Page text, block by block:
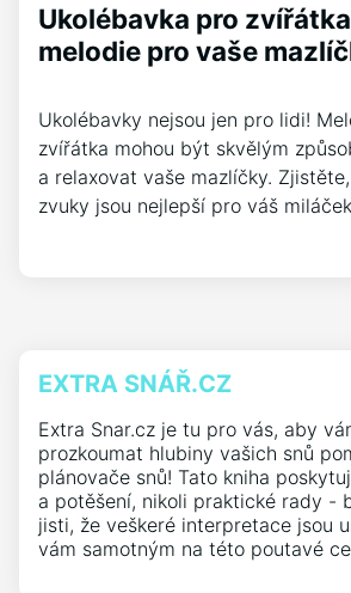
Ukolébavka pro
melodie pro vaše
Ukolébavky nejsou jen pro lidi!
zvířátka mohou být skvělým
a relaxovat vaše mazlíčky.
zvuky jsou nejlepší pro váš
EXTRA SNÁŘ.CZ
Extra Snar.cz je tu pro vás, aby
prozkoumat hlubiny vašich snů
plánovače snů! Tato kniha
a potěšení, nikoli praktické rady -
jisti, že veškeré interpretace jsou
vám samotným na této poutavé